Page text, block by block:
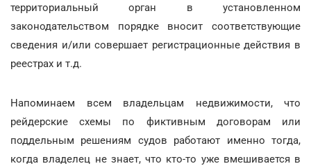
территориальный орган в установленном
законодательством порядке вносит соответствующие
сведения и/или совершает регистрационные действия в
реестрах и т.д.
Напоминаем всем владельцам недвижимости, что
рейдерские схемы по фиктивным договорам или
поддельным решениям судов работают именно тогда,
когда владелец не знает, что кто-то уже вмешивается в